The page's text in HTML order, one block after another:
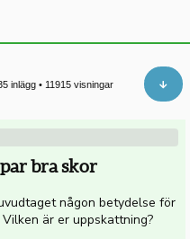
inlägg • 11915 visningar
bra skor
någon betydelse för
är er uppskattning?